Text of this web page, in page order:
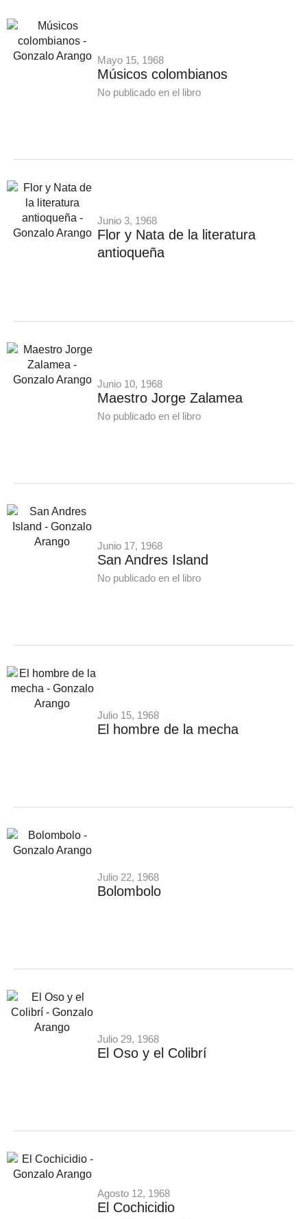
Mayo 15, 1968
Músicos colombianos
No publicado en el libro
Junio 3, 1968
Flor y Nata de la literatura
antioqueña
Junio 10, 1968
Maestro Jorge Zalamea
No publicado en el libro
Junio 17, 1968
San Andres Island
No publicado en el libro
Julio 15, 1968
El hombre de la mecha
Julio 22, 1968
Bolombolo
Julio 29, 1968
El Oso y el Colibrí
Agosto 12, 1968
El Cochicidio